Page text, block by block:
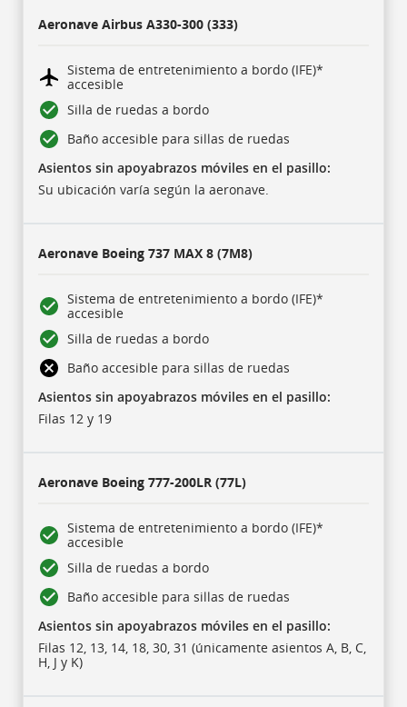
Aeronave Airbus A330-300 (333)
Sistema de entretenimiento a bordo (IFE)*
accesible
Silla de ruedas a bordo
Baño accesible para sillas de ruedas
Asientos sin apoyabrazos móviles en el pasillo:
Su ubicación varía según la aeronave.
Aeronave Boeing 737 MAX 8 (7M8)
Sistema de entretenimiento a bordo (IFE)*
accesible
Silla de ruedas a bordo
Baño accesible para sillas de ruedas
Asientos sin apoyabrazos móviles en el pasillo:
Filas 12 y 19
Aeronave Boeing 777-200LR (77L)
Sistema de entretenimiento a bordo (IFE)*
accesible
Silla de ruedas a bordo
Baño accesible para sillas de ruedas
Asientos sin apoyabrazos móviles en el pasillo:
Filas 12, 13, 14, 18, 30, 31 (únicamente asientos A, B, C,
H, J y K)